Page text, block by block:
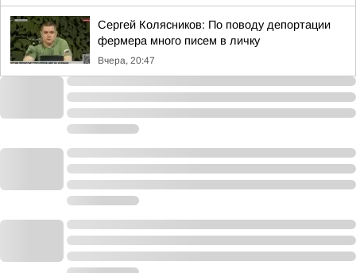
Сергей Колясников: По поводу депортации
фермера много писем в личку
Вчера, 20:47